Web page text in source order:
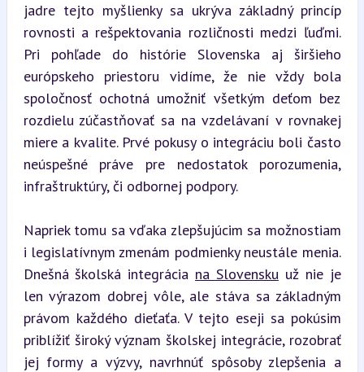
jadre tejto myšlienky sa ukrýva základný princíp
rovnosti a rešpektovania rozličnosti medzi ľuďmi.
Pri pohľade do histórie Slovenska aj širšieho
európskeho priestoru vidíme, že nie vždy bola
spoločnosť ochotná umožniť všetkým deťom bez
rozdielu zúčastňovať sa na vzdelávaní v rovnakej
miere a kvalite. Prvé pokusy o integráciu boli často
neúspešné práve pre nedostatok porozumenia,
infraštruktúry, či odbornej podpory.
Napriek tomu sa vďaka zlepšujúcim sa možnostiam
i legislatívnym zmenám podmienky neustále menia.
Dnešná školská integrácia na Slovensku už nie je
len výrazom dobrej vôle, ale stáva sa základným
právom každého dieťaťa. V tejto eseji sa pokúsim
priblížiť široký význam školskej integrácie, rozobrať
jej formy a výzvy, navrhnúť spôsoby zlepšenia a